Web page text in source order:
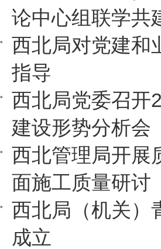
论中心组联学共
西北局对党建和
指导
西北局党委召开
建设形势分析会
西北管理局开展
面施工质量研讨
西北局（机关）
成立